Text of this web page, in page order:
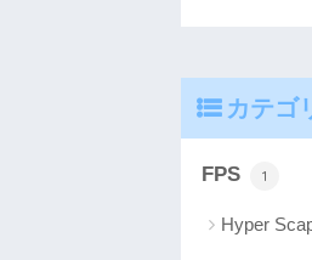
カテゴ
FPS 1
Hyper